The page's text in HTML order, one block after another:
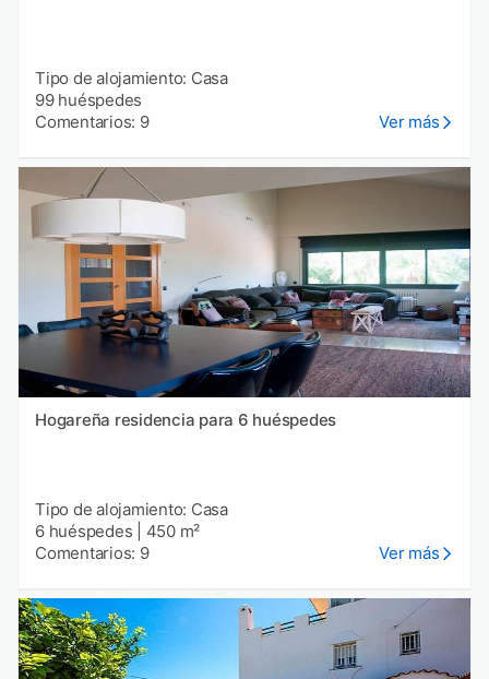
Tipo de alojamiento: Casa
99 huéspedes
Comentarios: 9
Ver más
Hogareña residencia para 6 huéspedes
Tipo de alojamiento: Casa
6 huéspedes
450 m²
Comentarios: 9
Ver más